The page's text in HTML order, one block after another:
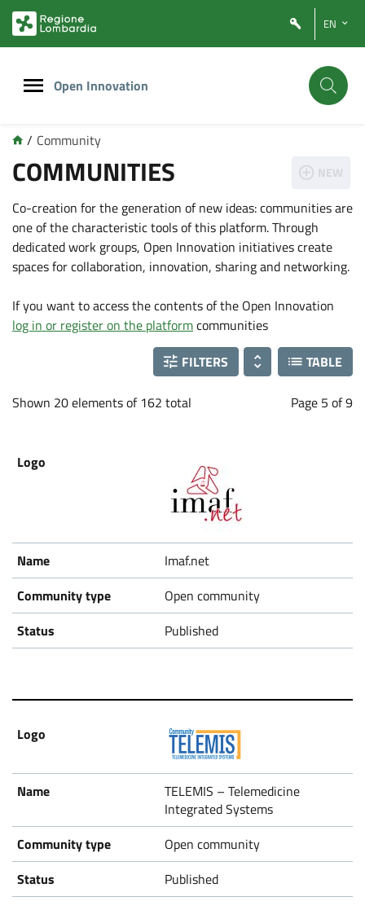
contenuto
footer
EN
Open Innovation
/ Community
COMMUNITIES NEW
Co-creation for the generation of new ideas: communities are
one of the characteristic tools of this platform. Through
dedicated work groups, Open Innovation initiatives create
spaces for collaboration, innovation, sharing and networking.
If you want to access the contents of the Open Innovation
log in or register on the platformcommunities
FILTERS
TABLE
Shown 20 elements of 162 total Page 5 of 9
Imaf.net
Open community
Published
TELEMIS – Telemedicine
Integrated Systems
Open community
Published